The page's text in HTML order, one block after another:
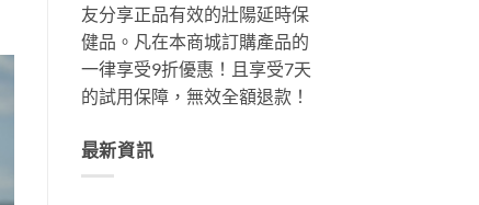
友分享正品有效的壯陽延時保
健品。凡在本商城訂購產品的
一律享受9折優惠！且享受7天
的試用保障，無效全額退款！
最新資訊